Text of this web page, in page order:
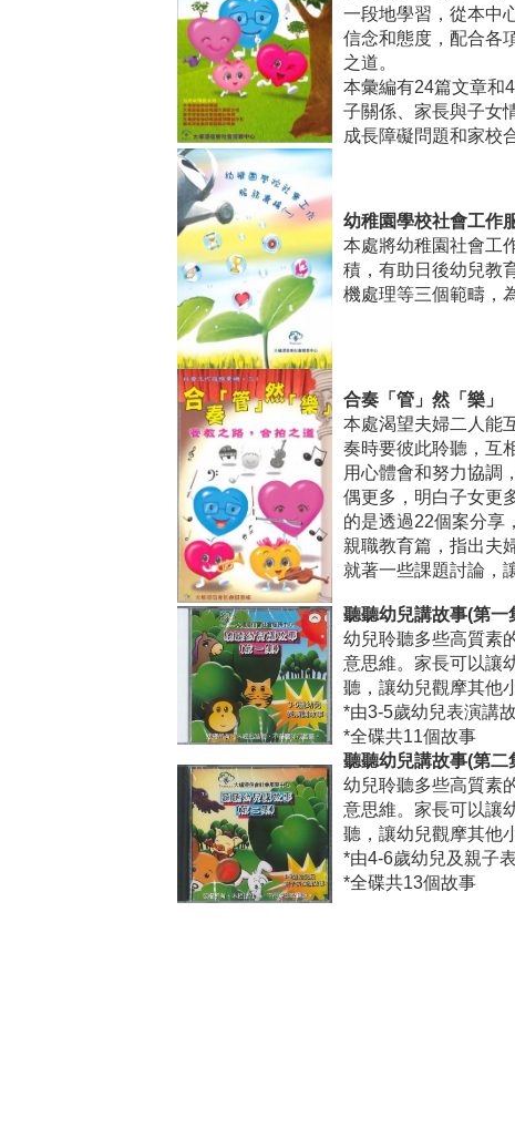
一段地學習，從本中
信念和態度，配合各
之道。
本彙編有24篇文章和
子關係、家長與子女
成長障礙問題和家校
幼稚園學校社會工作
本處將幼稚園社會工
積，有助日後幼兒教
機處理等三個範疇，
合奏「管」然「樂」
本處渴望夫婦二人能
奏時要彼此聆聽，互
用心體會和努力協調
偶更多，明白子女更
的是透過22個案分享
親職教育篇，指出夫
就著一些課題討論，
聽聽幼兒講故事(第一
幼兒聆聽多些高質素
意思維。家長可以讓
聽，讓幼兒觀摩其他
*由3-5歲幼兒表演講
*全碟共11個故事
聽聽幼兒講故事(第二
幼兒聆聽多些高質素
意思維。家長可以讓
聽，讓幼兒觀摩其他
*由4-6歲幼兒及親子
*全碟共13個故事